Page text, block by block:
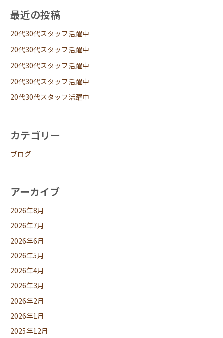
最近の投稿
20代30代スタッフ活躍中
20代30代スタッフ活躍中
20代30代スタッフ活躍中
20代30代スタッフ活躍中
20代30代スタッフ活躍中
カテゴリー
ブログ
アーカイブ
2026年8月
2026年7月
2026年6月
2026年5月
2026年4月
2026年3月
2026年2月
2026年1月
2025年12月